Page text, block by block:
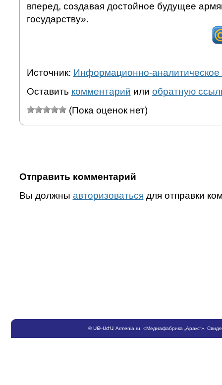
вперед, создавая достойное будущее
государству».
Источник: Информационно-аналитическое
Оставить комментарий или обратную
(Пока оценок нет)
Отправить комментарий
Вы должны авторизоваться для отправки
©ՍԹ-ՍԺԱ Armenia.ru , «Медиафабрика „Аракс“».